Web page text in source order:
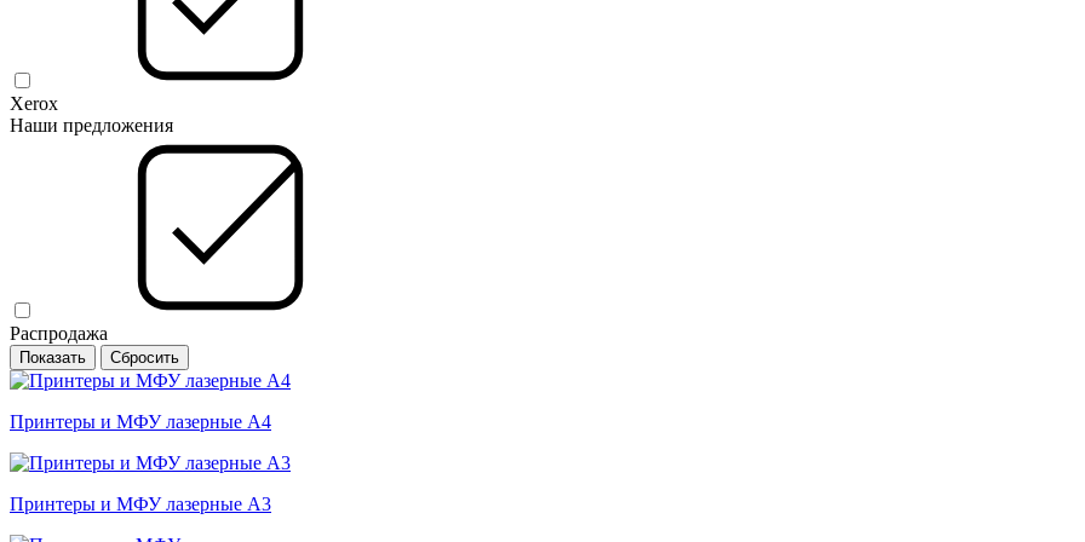
Xerox
Наши предложения
Распродажа
Принтеры и МФУ лазерные А4
Принтеры и МФУ лазерные А3